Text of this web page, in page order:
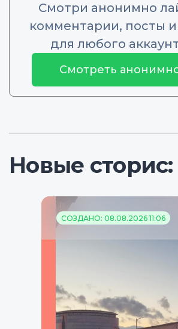
Смотри анонимно
комментарии, посты
для любого
Смотреть
Новые сторис:
СОЗДАНО: 08.08.2026 11:06